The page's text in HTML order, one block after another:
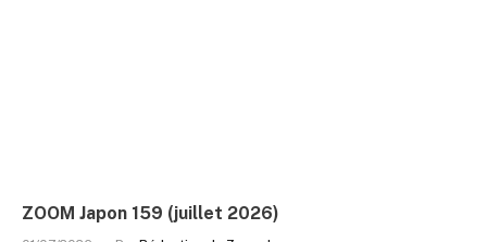
ZOOM Japon 159 (juillet 2026)